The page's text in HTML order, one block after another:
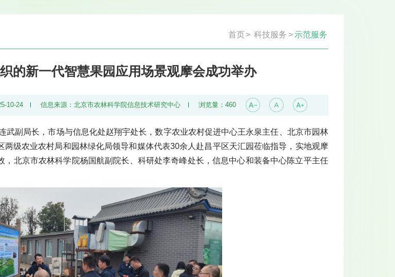
首页> 科技服务 > 示范服务
的新一代智慧果园应用场景观摩会成功举办
10-24 信息来源：北京市农林科学院信息技术研究中心 浏览量：460
武副局长，市场与信息化处赵翔宇处长，数字农业农村促进中心王永泉主任、北京市园林
两级农业农村局和园林绿化局领导和媒体代表30余人赴昌平区天汇园莅临指导，实地观摩
，北京市农林科学院杨国航副院长、科研处李奇峰处长，信息中心和装备中心陈立平主任